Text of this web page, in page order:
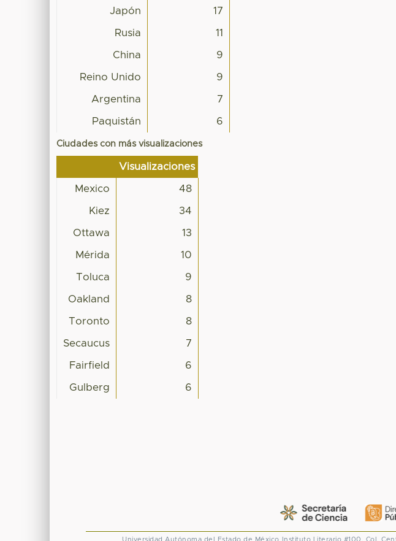
Japón 17
Rusia 11
China 9
Reino Unido 9
Argentina 7
Paquistán 6
Ciudades con más visualizaciones
Visualizaciones
Mexico 48
Kiez 34
Ottawa 13
Mérida 10
Toluca 9
Oakland 8
Toronto 8
Secaucus 7
Fairfield 6
Gulberg 6
Universidad Autónoma del Estado de México Instituto Literario #100. Col.